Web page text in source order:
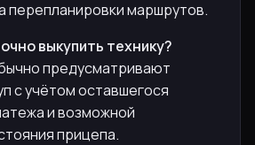
перепланировки маршрутов.
выкупить технику?
предусматривают
с учётом оставшегося
и возможной
прицепа.